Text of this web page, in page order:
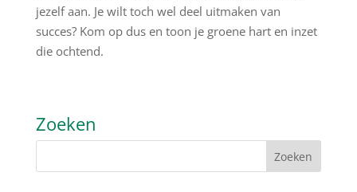
jezelf aan. Je wilt toch wel deel uitmaken van
succes? Kom op dus en toon je groene hart en inzet
die ochtend.
Zoeken